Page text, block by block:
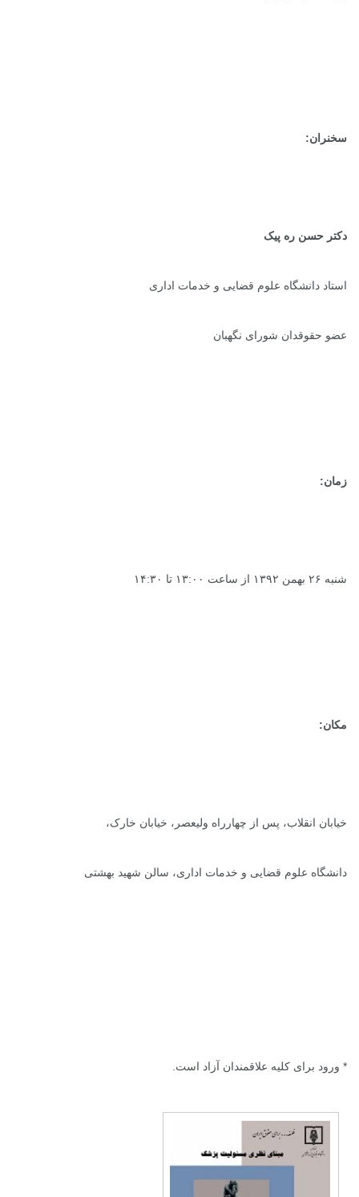
سخنران:
دکتر حسن ره پیک
استاد دانشگاه علوم قضایی و خدمات اداری
عضو حقوقدان شورای نگهبان
زمان:
شنبه ۲۶ بهمن ۱۳۹۲ از ساعت ۱۳:۰۰ تا ۱۴:۳۰
مکان:
خیابان انقلاب، پس از چهارراه ولیعصر، خیابان خارک،
دانشگاه علوم قضایی و خدمات اداری، سالن شهید بهشتی
* ورود برای کلیه علاقمندان آزاد است.